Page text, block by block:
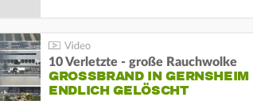
10 Verletzte - große Rauchwolke
GROSSBRAND IN GERNSHEIM E
NDLICH GELÖSCHT